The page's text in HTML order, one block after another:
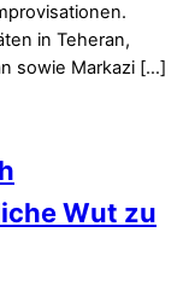
in Teheran,
sowie Markazi […]
Wut zu